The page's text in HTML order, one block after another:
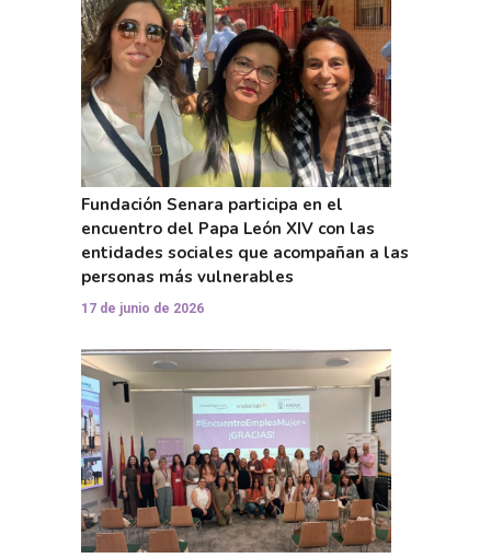
Fundación Senara participa en el
encuentro del Papa León XIV con las
entidades sociales que acompañan a las
personas más vulnerables
17 de junio de 2026